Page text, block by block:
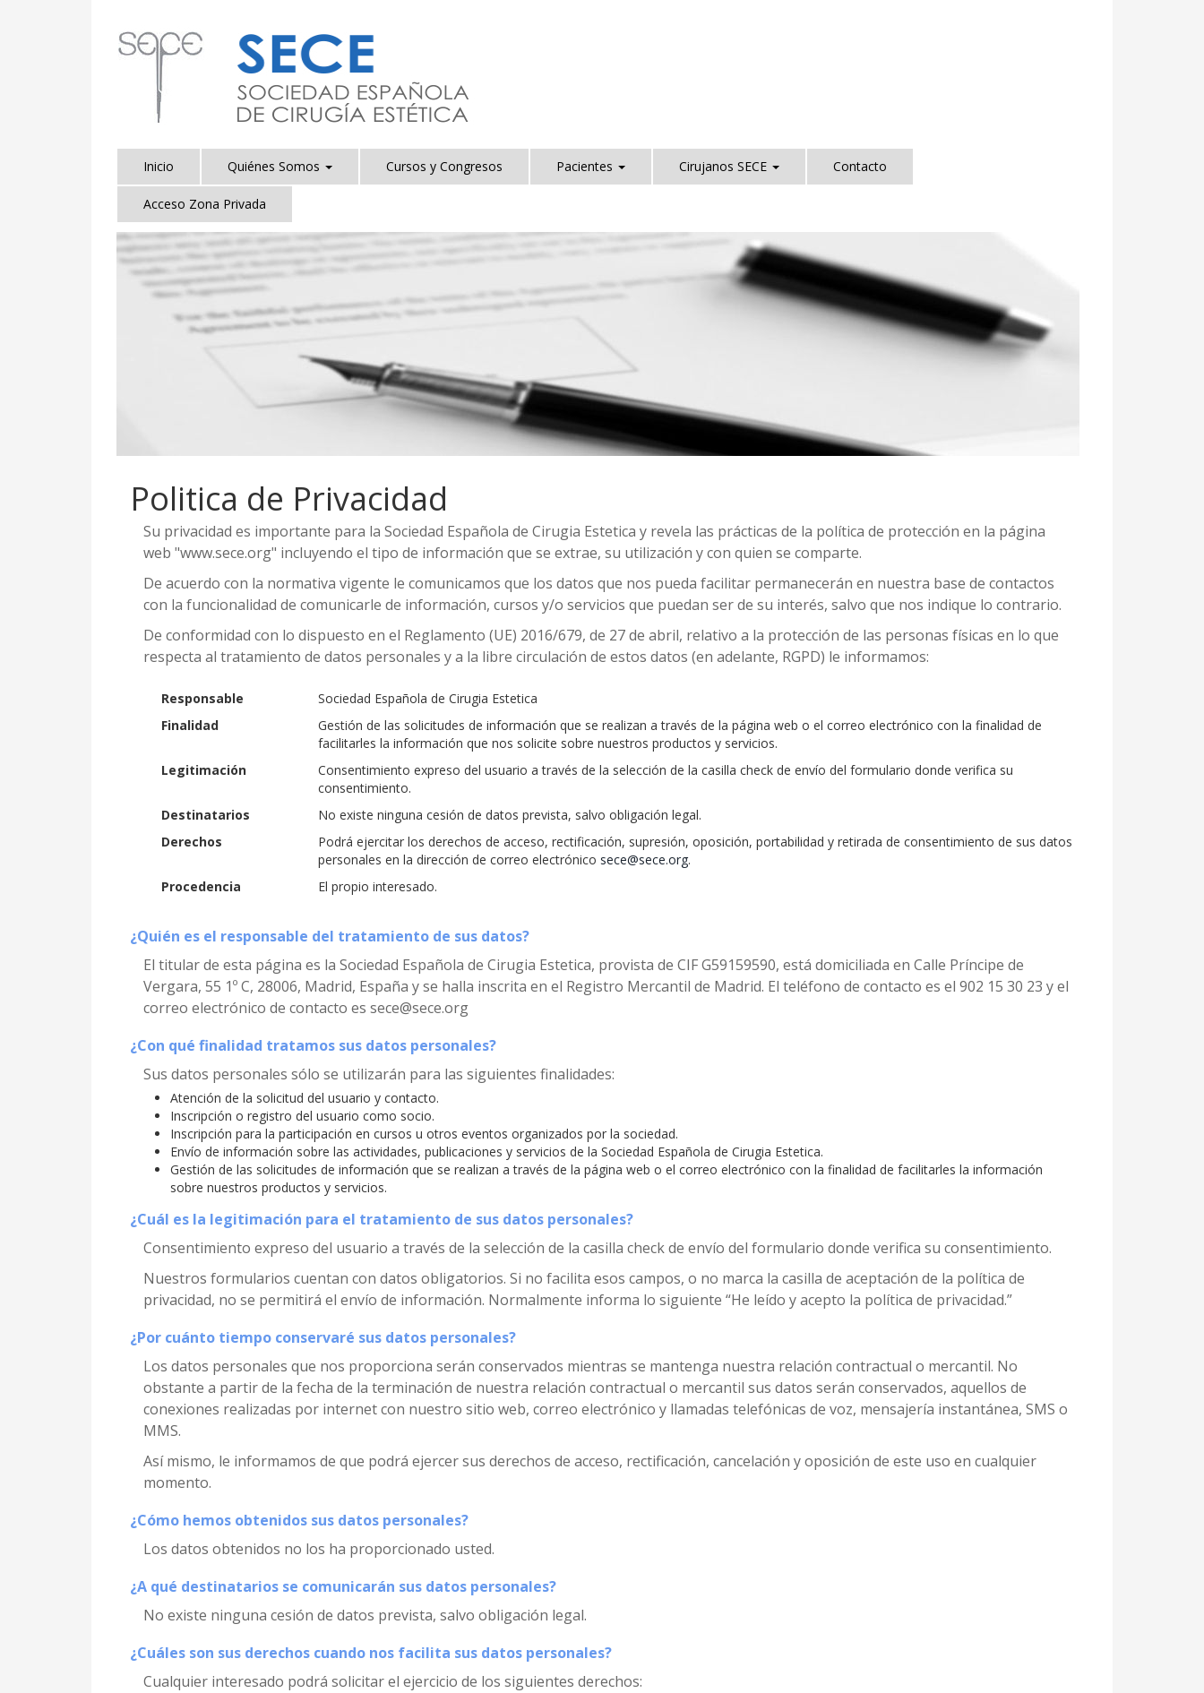
Inicio Quiénes Somos Cursos y Congresos Pacientes Cirujanos SECE Contacto
Acceso Zona Privada
Politica de Privacidad
Su privacidad es importante para la Sociedad Española de Cirugia Estetica y revela las prácticas de la política de protección en la página
web "www.sece.org" incluyendo el tipo de información que se extrae, su utilización y con quien se comparte.
De acuerdo con la normativa vigente le comunicamos que los datos que nos pueda facilitar permanecerán en nuestra base de contactos
con la funcionalidad de comunicarle de información, cursos y/o servicios que puedan ser de su interés, salvo que nos indique lo contrario.
De conformidad con lo dispuesto en el Reglamento (UE) 2016/679, de 27 de abril, relativo a la protección de las personas físicas en lo que
respecta al tratamiento de datos personales y a la libre circulación de estos datos (en adelante, RGPD) le informamos:
Responsable
Sociedad Española de Cirugia Estetica
Finalidad
Gestión de las solicitudes de información que se realizan a través de la página web o el correo electrónico con la finalidad de
facilitarles la información que nos solicite sobre nuestros productos y servicios.
Legitimación
Consentimiento expreso del usuario a través de la selección de la casilla check de envío del formulario donde verifica su
consentimiento.
Destinatarios
No existe ninguna cesión de datos prevista, salvo obligación legal.
Derechos
Podrá ejercitar los derechos de acceso, rectificación, supresión, oposición, portabilidad y retirada de consentimiento de sus datos
personales en la dirección de correo electrónico sece@sece.org.
Procedencia
El propio interesado.
¿Quién es el responsable del tratamiento de sus datos?
El titular de esta página es la Sociedad Española de Cirugia Estetica, provista de CIF G59159590, está domiciliada en Calle Príncipe de
Vergara, 55 1º C, 28006, Madrid, España y se halla inscrita en el Registro Mercantil de Madrid. El teléfono de contacto es el 902 15 30 23 y el
correo electrónico de contacto es sece@sece.org
¿Con qué finalidad tratamos sus datos personales?
Sus datos personales sólo se utilizarán para las siguientes finalidades:
Atención de la solicitud del usuario y contacto.
Inscripción o registro del usuario como socio.
Inscripción para la participación en cursos u otros eventos organizados por la sociedad.
Envío de información sobre las actividades, publicaciones y servicios de la Sociedad Española de Cirugia Estetica.
Gestión de las solicitudes de información que se realizan a través de la página web o el correo electrónico con la finalidad de facilitarles la información
sobre nuestros productos y servicios.
¿Cuál es la legitimación para el tratamiento de sus datos personales?
Consentimiento expreso del usuario a través de la selección de la casilla check de envío del formulario donde verifica su consentimiento.
Nuestros formularios cuentan con datos obligatorios. Si no facilita esos campos, o no marca la casilla de aceptación de la política de
privacidad, no se permitirá el envío de información. Normalmente informa lo siguiente “He leído y acepto la política de privacidad.”
¿Por cuánto tiempo conservaré sus datos personales?
Los datos personales que nos proporciona serán conservados mientras se mantenga nuestra relación contractual o mercantil. No
obstante a partir de la fecha de la terminación de nuestra relación contractual o mercantil sus datos serán conservados, aquellos de
conexiones realizadas por internet con nuestro sitio web, correo electrónico y llamadas telefónicas de voz, mensajería instantánea, SMS o
MMS.
Así mismo, le informamos de que podrá ejercer sus derechos de acceso, rectificación, cancelación y oposición de este uso en cualquier
momento.
¿Cómo hemos obtenidos sus datos personales?
Los datos obtenidos no los ha proporcionado usted.
¿A qué destinatarios se comunicarán sus datos personales?
No existe ninguna cesión de datos prevista, salvo obligación legal.
¿Cuáles son sus derechos cuando nos facilita sus datos personales?
Cualquier interesado podrá solicitar el ejercicio de los siguientes derechos: